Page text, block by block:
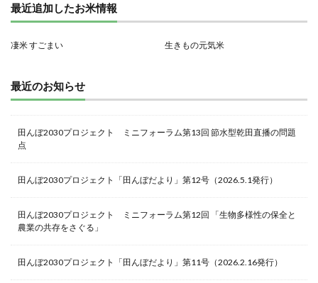
最近追加したお米情報
凄米 すごまい 生きもの元気米
最近のお知らせ
田んぼ2030プロジェクト ミニフォーラム第13回 節水型乾田直播の問題
点
田んぼ2030プロジェクト「田んぼだより」第12号（2026.5.1発行）
田んぼ2030プロジェクト ミニフォーラム第12回 「生物多様性の保全と
農業の共存をさぐる」
田んぼ2030プロジェクト「田んぼだより」第11号（2026.2.16発行）